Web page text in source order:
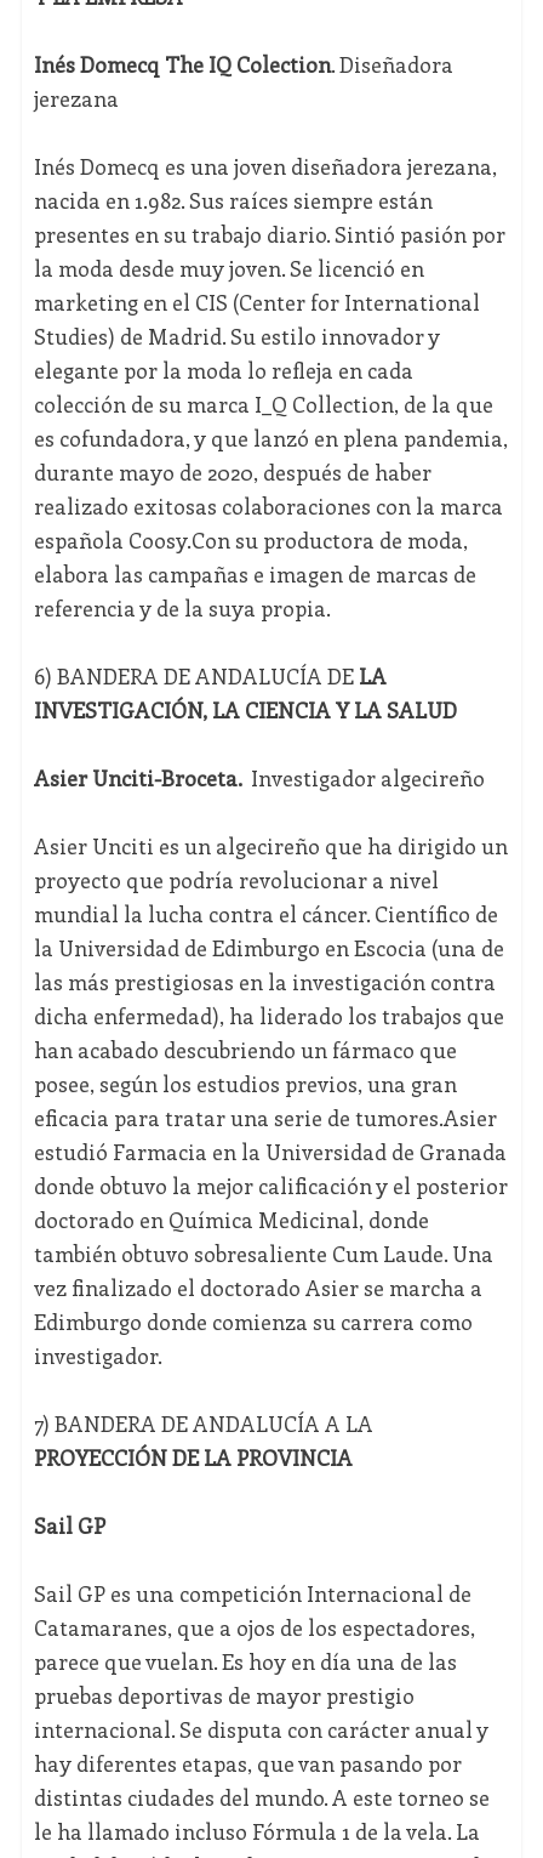
Inés Domecq The IQ Colection. Diseñadora
jerezana
Inés Domecq es una joven diseñadora jerezana,
nacida en 1.982. Sus raíces siempre están
presentes en su trabajo diario. Sintió pasión por
la moda desde muy joven. Se licenció en
marketing en el CIS (Center for International
Studies) de Madrid. Su estilo innovador y
elegante por la moda lo refleja en cada
colección de su marca I_Q Collection, de la que
es cofundadora, y que lanzó en plena pandemia,
durante mayo de 2020, después de haber
realizado exitosas colaboraciones con la marca
española Coosy.Con su productora de moda,
elabora las campañas e imagen de marcas de
referencia y de la suya propia.
6) BANDERA DE ANDALUCÍA DE LA
INVESTIGACIÓN, LA CIENCIA Y LA SALUD
Asier Unciti-Broceta. Investigador algecireño
Asier Unciti es un algecireño que ha dirigido un
proyecto que podría revolucionar a nivel
mundial la lucha contra el cáncer. Científico de
la Universidad de Edimburgo en Escocia (una de
las más prestigiosas en la investigación contra
dicha enfermedad), ha liderado los trabajos que
han acabado descubriendo un fármaco que
posee, según los estudios previos, una gran
eficacia para tratar una serie de tumores.Asier
estudió Farmacia en la Universidad de Granada
donde obtuvo la mejor calificación y el posterior
doctorado en Química Medicinal, donde
también obtuvo sobresaliente Cum Laude. Una
vez finalizado el doctorado Asier se marcha a
Edimburgo donde comienza su carrera como
investigador.
7) BANDERA DE ANDALUCÍA A LA
PROYECCIÓN DE LA PROVINCIA
Sail GP
Sail GP es una competición Internacional de
Catamaranes, que a ojos de los espectadores,
parece que vuelan. Es hoy en día una de las
pruebas deportivas de mayor prestigio
internacional. Se disputa con carácter anual y
hay diferentes etapas, que van pasando por
distintas ciudades del mundo. A este torneo se
le ha llamado incluso Fórmula 1 de la vela. La